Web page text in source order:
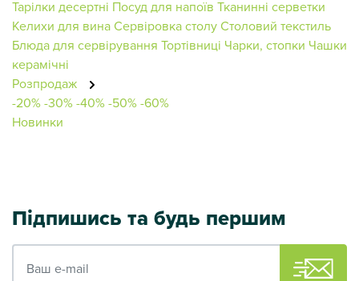
Тарілки десертні Посуд для напоїв Тканинні серветки
Келихи для винаСервіровка столуСтоловий текстиль
Блюда для сервірування Тортівниці Чарки, стопки Чашки
керамічні
Розпродаж
-20%-30%-40%-50%-60%
Новинки
Підпишись та будь першим